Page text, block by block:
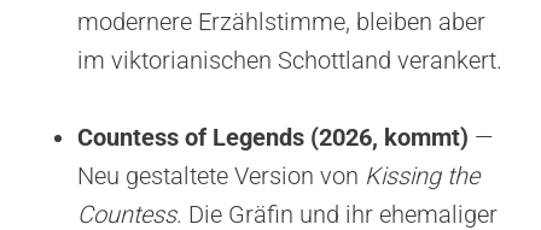
modernere Erzählstimme, bleiben aber
im viktorianischen Schottland verankert.
Countess of Legends (2026, kommt) —
Neu gestaltete Version von Kissing the
Countess. Die Gräfin und ihr ehemaliger